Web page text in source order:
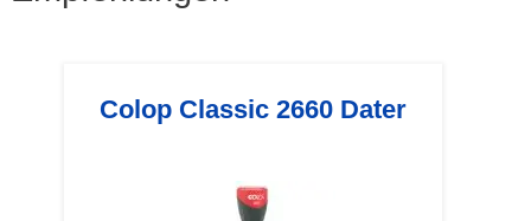
Colop Classic 2660 Dater